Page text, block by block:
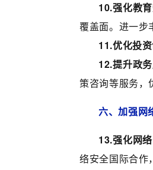
10.强化教
覆盖面。进一步
11.优化投资
12.提升政务
策咨询等服务，
六、加强网
13.强化网
络安全国际合作